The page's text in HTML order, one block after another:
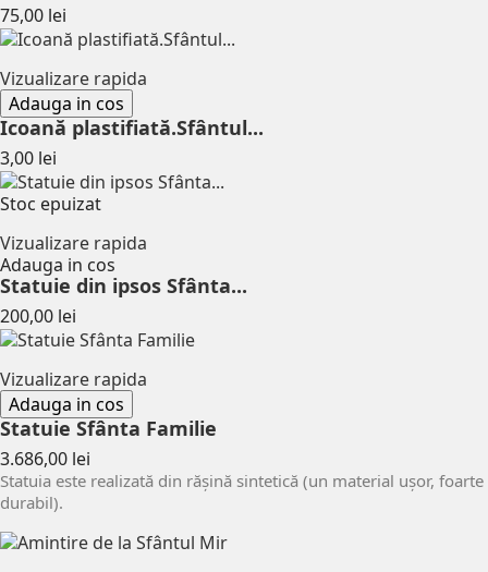
75,00 lei
Vizualizare rapida
Adauga in cos
Icoană plastifiată.Sfântul...
3,00 lei
Stoc epuizat
Vizualizare rapida
Adauga in cos
Statuie din ipsos Sfânta...
200,00 lei
Vizualizare rapida
Adauga in cos
Statuie Sfânta Familie
3.686,00 lei
Statuia este realizată din rășină sintetică (un material ușor, foarte
durabil).